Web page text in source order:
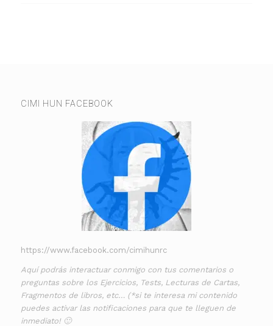
CIMI HUN FACEBOOK
https://www.facebook.com/cimihunrc
Aquí podrás interactuar conmigo con tus comentarios o
preguntas sobre los Ejercicios, Tests, Lecturas de Cartas,
Fragmentos de libros, etc… (*si te interesa mi contenido
puedes activar las notificaciones para que te lleguen de
inmediato! 🙂